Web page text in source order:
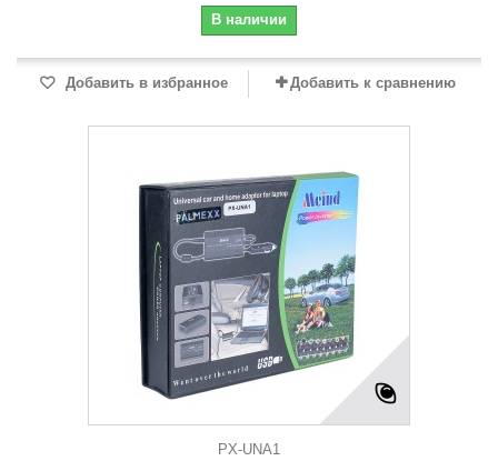
В наличии
Добавить в избранное Добавить к сравнению
PX-UNA1